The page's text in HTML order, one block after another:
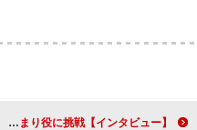
【インタビュー】映画『アダムス・ファミリー２ アメリカ横断旅行！』生瀬勝久「盛りだくさんの『家族あるある』を笑い飛ばせるすてきな映画」日本語吹き替えで再びはまり役に挑戦！